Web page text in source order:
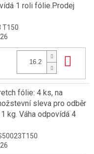
1 roli fólie.Prodej
T150
fólie: 4 ks, na
sleva pro odběr
kg. Váha odpovídá 4